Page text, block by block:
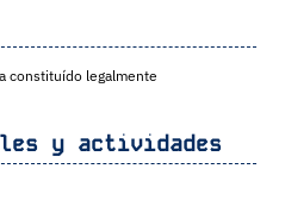
constituído legalmente
y actividades